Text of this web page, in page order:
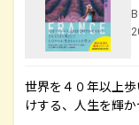
世界を４０年以上
けする、人生を輝